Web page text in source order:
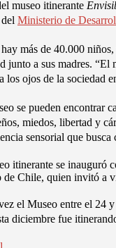
museo itinerante
Ministerio de
más de 40.000
junto a sus madres. “El
los ojos de la sociedad
se pueden encontrar
miedos, libertad y
sensorial que
itinerante se inauguró
de Chile, quien invitó a
el Museo entre el 24
diciembre fue